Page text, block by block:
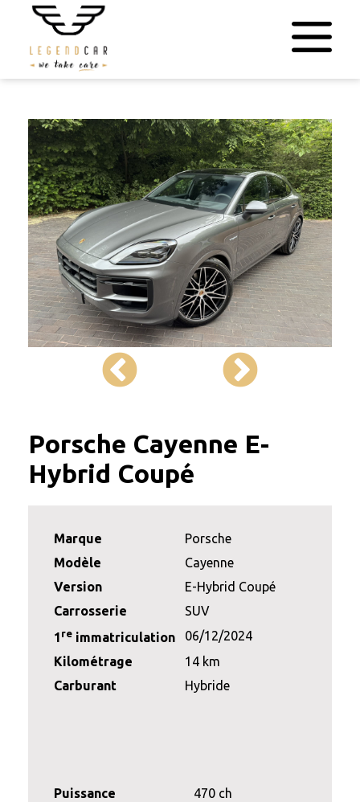
Porsche Cayenne E-
Hybrid Coupé
Marque
Porsche
Modèle
Cayenne
Version
E-Hybrid Coupé
Carrosserie
SUV
1 re immatriculation
06/12/2024
Kilométrage
14 km
Carburant
Hybride
Puissance
470 ch